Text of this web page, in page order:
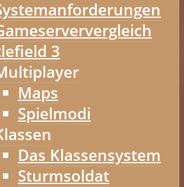
3
Maps
Spielmodi
Das Klassensystem
Sturmsoldat